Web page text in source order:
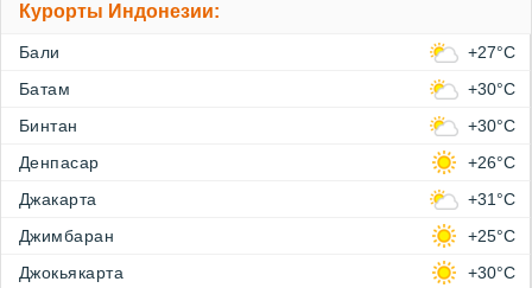
Курорты Индонезии:
Бали
+27°C
Батам
+30°C
Бинтан
+30°C
Денпасар
+26°C
Джакарта
+31°C
Джимбаран
+25°C
Джокьякарта
+30°C